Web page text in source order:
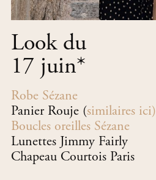
Look du
17 juin*
Robe Sézane
Panier Rouje (similaires ici)
Boucles oreilles Sézane
Lunettes Jimmy Fairly
Chapeau Courtois Paris